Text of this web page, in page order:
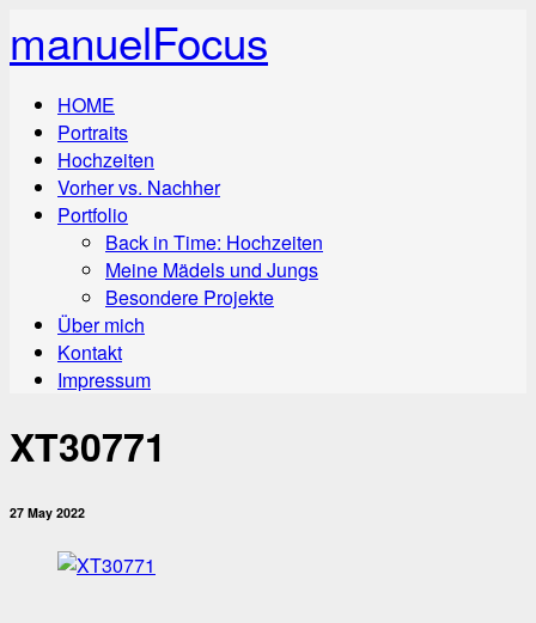
manuelFocus
HOME
Portraits
Hochzeiten
Vorher vs. Nachher
Portfolio
Back in Time: Hochzeiten
Meine Mädels und Jungs
Besondere Projekte
Über mich
Kontakt
Impressum
XT30771
27 May 2022